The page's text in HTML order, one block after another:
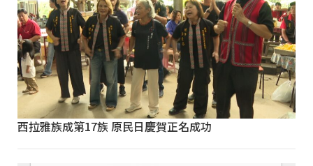
西拉雅族成第17族 原民日慶賀正名成功